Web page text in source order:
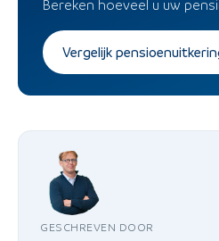
Bereken hoeveel u uw
Vergelijk
GESCHREVEN DOOR